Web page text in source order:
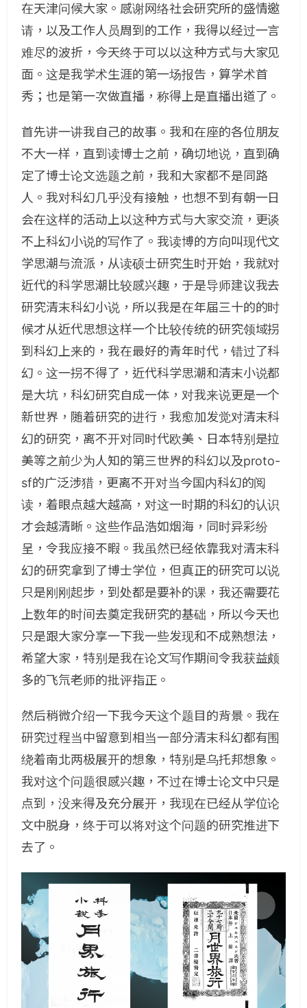
在天津问候大家。感谢网络社会研究所的盛情邀
请，以及工作人员周到的工作，我得以经过一言
难尽的波折，今天终于可以以这种方式与大家见
面。这是我学术生涯的第一场报告，算学术首
秀；也是第一次做直播，称得上是直播出道了。
首先讲一讲我自己的故事。我和在座的各位朋友
不大一样，直到读博士之前，确切地说，直到确
定了博士论文选题之前，我和大家都不是同路
人。我对科幻几乎没有接触，也想不到有朝一日
会在这样的活动上以这种方式与大家交流，更谈
不上科幻小说的写作了。我读博的方向叫现代文
学思潮与流派，从读硕士研究生时开始，我就对
近代的科学思潮比较感兴趣，于是导师建议我去
研究清末科幻小说，所以我是在年届三十的的时
候才从近代思想这样一个比较传统的研究领域拐
到科幻上来的，我在最好的青年时代，错过了科
幻。这一拐不得了，近代科学思潮和清末小说都
是大坑，科幻研究自成一体，对我来说更是一个
新世界，随着研究的进行，我愈加发觉对清末科
幻的研究，离不开对同时代欧美、日本特别是拉
美等之前少为人知的第三世界的科幻以及proto-
sf的广泛涉猎，更离不开对当今国内科幻的阅
读，着眼点越大越高，对这一时期的科幻的认识
才会越清晰。这些作品浩如烟海，同时异彩纷
呈，令我应接不暇。我虽然已经依靠我对清末科
幻的研究拿到了博士学位，但真正的研究可以说
只是刚刚起步，到处都是要补的课，我还需要花
上数年的时间去奠定我研究的基础，所以今天也
只是跟大家分享一下我一些发现和不成熟想法，
希望大家，特别是我在论文写作期间令我获益颇
多的飞氘老师的批评指正。
然后稍微介绍一下我今天这个题目的背景。我在
研究过程当中留意到相当一部分清末科幻都有围
绕着南北两极展开的想象，特别是乌托邦想象。
我对这个问题很感兴趣，不过在博士论文中只是
点到，没来得及充分展开，我现在已经从学位论
文中脱身，终于可以将对这个问题的研究推进下
去了。